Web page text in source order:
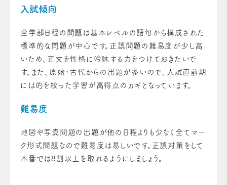
入試傾向
全学部日程の問題は基本レベルの語句から構成された
標準的な問題が中心です。正誤問題の難易度が少し高
いため、正文を性格に吟味する力をつけておきたいで
す。また、原始・古代からの出題が多いので、入試直前期
には的を絞った学習が高得点のカギとなっています。
難易度
地図や写真問題の出題が他の日程よりも少なく全てマー
ク形式問題なので難易度は易しいです。正誤対策をして
本番では8割以上を取れるようにしましょう。